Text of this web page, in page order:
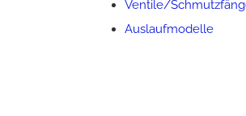
Ventile/
Auslaufmodelle